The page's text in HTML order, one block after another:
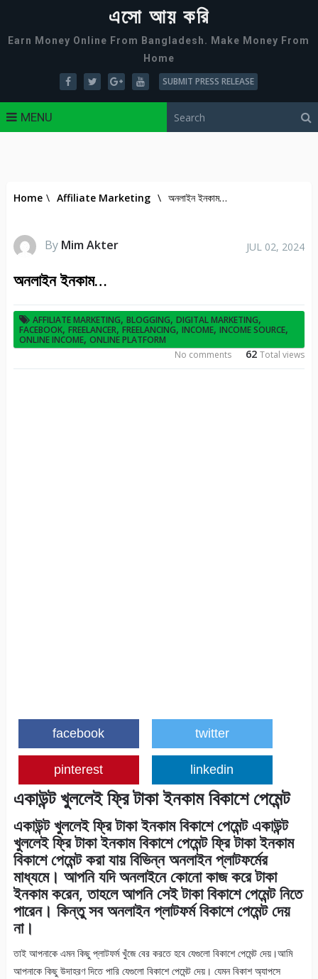
এসো আয় করি
Earn Money Online From Bangladesh. Make Money From
Home
SUBMIT PRESS RELEASE
MENU
Home \ Affiliate Marketing \ অনলাইন ইনকাম…
By Mim Akter JUL 02, 2024
অনলাইন ইনকাম…
AFFILIATE MARKETING, BLOGGING, DIGITAL MARKETING,
FACEBOOK, FREELANCER,FREELANCING, INCOME, INCOME SOURCE,
ONLINE INCOME, ONLINE PLATFORM
62Total views
No comments
facebook twitter
pinterest linkedin
একাউন্ট খুললেই ফ্রি টাকা ইনকাম বিকাশে পেমেন্ট
একাউন্ট খুললেই ফ্রি টাকা ইনকাম বিকাশে পেমেন্ট একাউন্ট
খুললেই ফ্রি টাকা ইনকাম বিকাশে পেমেন্ট ফ্রি টাকা ইনকাম
বিকাশে পেমেন্ট করা যায় বিভিন্ন অনলাইন প্লাটফর্মের
মাধ্যমে। আপনি যদি অনলাইনে কোনো কাজ করে টাকা
ইনকাম করেন, তাহলে আপনি সেই টাকা বিকাশে পেমেন্ট নিতে
পারেন। কিন্তু সব অনলাইন প্লাটফর্ম বিকাশে পেমেন্ট দেয়
না।
তাই আপনাকে এমন কিছু প্লাটফর্ম খুঁজে বের করতে হবে যেগুলো বিকাশে পেমেন্ট দেয়।আমি
আপনাকে কিছু উদাহরণ দিতে পারি যেগুলো বিকাশে পেমেন্ট দেয়। যেমন বিকাশ অ্যাপসে